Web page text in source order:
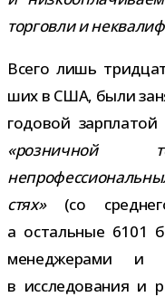
тор­говли и
Всего лишь
ших в США, были
го­до­вой
«роз­нич­ной
стях»(со
а осталь­ные 6101
мене­дже­рами и
в иссле­до­ва­ния и